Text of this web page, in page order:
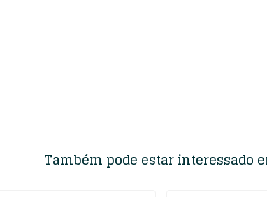
Também pode estar interessado